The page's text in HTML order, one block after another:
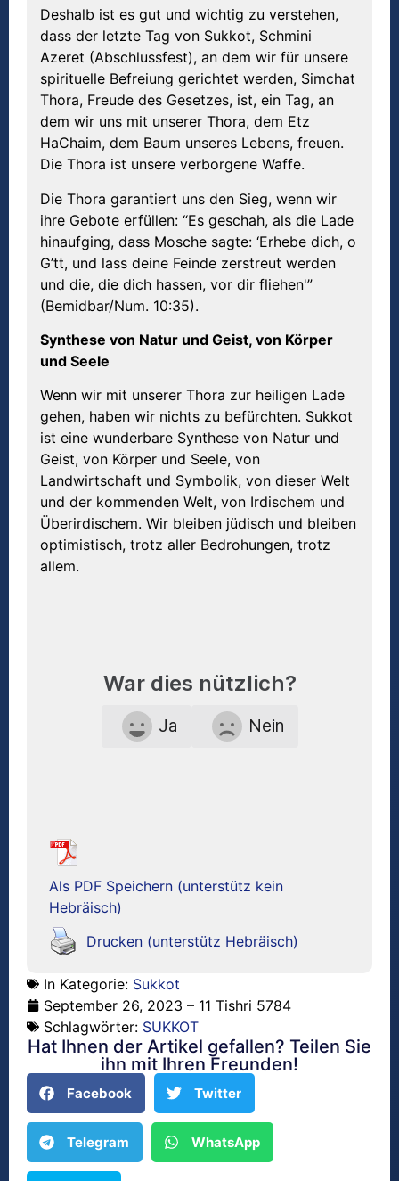
Deshalb ist es gut und wichtig zu verstehen,
dass der letzte Tag von Sukkot, Schmini
Azeret (Abschlussfest), an dem wir für unsere
spirituelle Befreiung gerichtet werden, Simchat
Thora, Freude des Gesetzes, ist, ein Tag, an
dem wir uns mit unserer Thora, dem Etz
HaChaim, dem Baum unseres Lebens, freuen.
Die Thora ist unsere verborgene Waffe.
Die Thora garantiert uns den Sieg, wenn wir
ihre Gebote erfüllen: “Es geschah, als die Lade
hinaufging, dass Mosche sagte: ‘Erhebe dich, o
G’tt, und lass deine Feinde zerstreut werden
und die, die dich hassen, vor dir fliehen'”
(Bemidbar/Num. 10:35).
Synthese von Natur und Geist, von Körper
und Seele
Wenn wir mit unserer Thora zur heiligen Lade
gehen, haben wir nichts zu befürchten. Sukkot
ist eine wunderbare Synthese von Natur und
Geist, von Körper und Seele, von
Landwirtschaft und Symbolik, von dieser Welt
und der kommenden Welt, von Irdischem und
Überirdischem. Wir bleiben jüdisch und bleiben
optimistisch, trotz aller Bedrohungen, trotz
allem.
War dies nützlich?
Ja Nein
Als PDF Speichern (unterstütz kein
Hebräisch)
Drucken (unterstütz Hebräisch)
In Kategorie: Sukkot
September 26, 2023 – 11 Tishri 5784
Schlagwörter: SUKKOT
Hat Ihnen der Artikel gefallen? Teilen Sie
ihn mit Ihren Freunden!
Facebook Twitter
Telegram WhatsApp